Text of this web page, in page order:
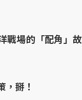
戰場的「配角」故
，掰！